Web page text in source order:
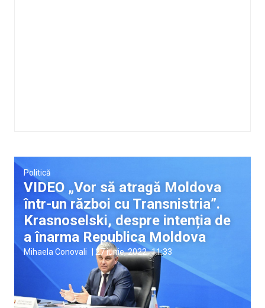
Politică
VIDEO „Vor să atragă Moldova
într-un război cu Transnistria”.
Krasnoselski, despre intenția de
a înarma Republica Moldova
Mihaela Conovali 27 iunie, 2022 11:33